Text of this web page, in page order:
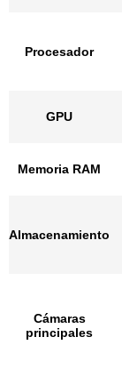
Procesador
GPU
Memoria RAM
Almacenamiento
Cámaras
principales